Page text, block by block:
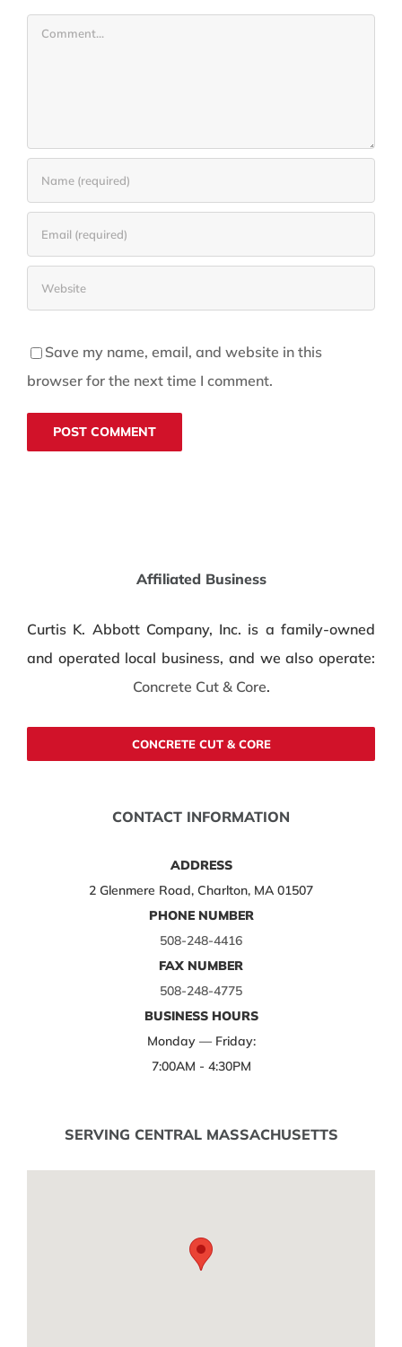
Comment
Save my name, email, and website in this
browser for the next time I comment.
Affiliated Business
Curtis K. Abbott Company, Inc. is a family-owned
and operated local business, and we also operate:
Concrete Cut & Core.
CONCRETE CUT & CORE
CONTACT INFORMATION
ADDRESS
2 Glenmere Road, Charlton, MA 01507
PHONE NUMBER
508-248-4416
FAX NUMBER
508-248-4775
BUSINESS HOURS
Monday — Friday:
7:00AM - 4:30PM
SERVING CENTRAL MASSACHUSETTS